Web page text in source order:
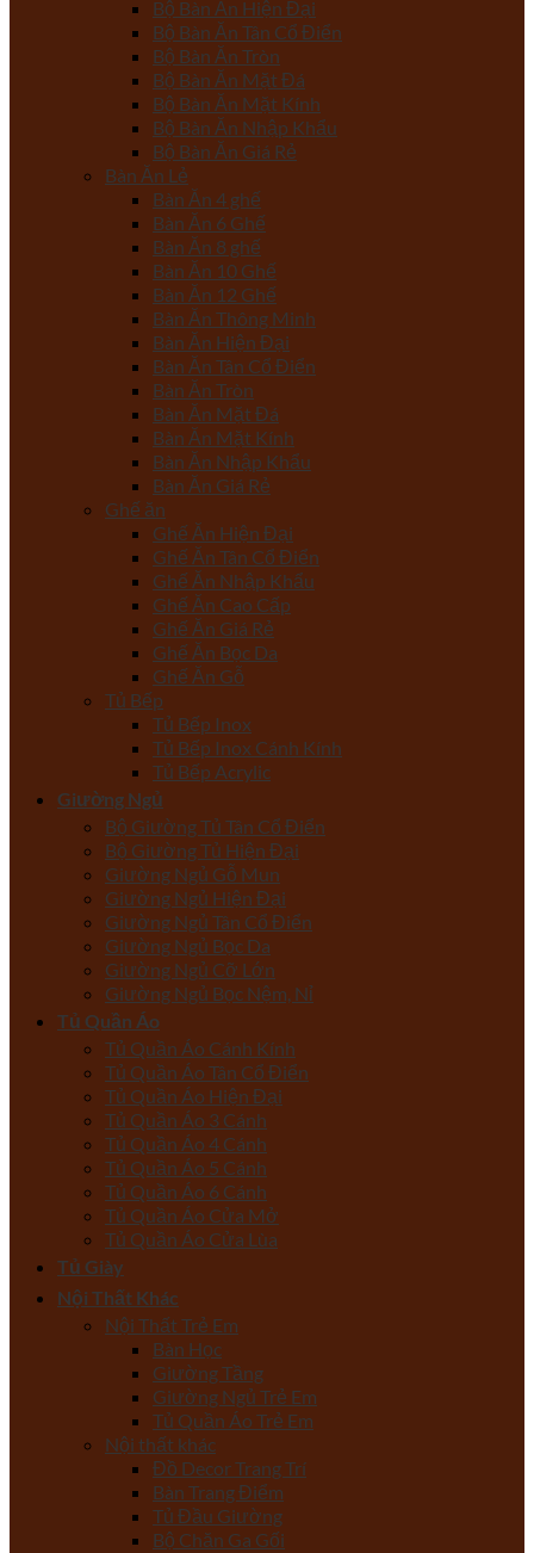
Bộ Bàn Ăn Hiện Đại
Bộ Bàn Ăn Tân Cổ Điển
Bộ Bàn Ăn Tròn
Bộ Bàn Ăn Mặt Đá
Bộ Bàn Ăn Mặt Kính
Bộ Bàn Ăn Nhập Khẩu
Bộ Bàn Ăn Giá Rẻ
Bàn Ăn Lẻ
Bàn Ăn 4 ghế
Bàn Ăn 6 Ghế
Bàn Ăn 8 ghế
Bàn Ăn 10 Ghế
Bàn Ăn 12 Ghế
Bàn Ăn Thông Minh
Bàn Ăn Hiện Đại
Bàn Ăn Tân Cổ Điển
Bàn Ăn Tròn
Bàn Ăn Mặt Đá
Bàn Ăn Mặt Kính
Bàn Ăn Nhập Khẩu
Bàn Ăn Giá Rẻ
Ghế ăn
Ghế Ăn Hiện Đại
Ghế Ăn Tân Cổ Điển
Ghế Ăn Nhập Khẩu
Ghế Ăn Cao Cấp
Ghế Ăn Giá Rẻ
Ghế Ăn Bọc Da
Ghế Ăn Gỗ
Tủ Bếp
Tủ Bếp Inox
Tủ Bếp Inox Cánh Kính
Tủ Bếp Acrylic
Giường Ngủ
Bộ Giường Tủ Tân Cổ Điển
Bộ Giường Tủ Hiện Đại
Giường Ngủ Gỗ Mun
Giường Ngủ Hiện Đại
Giường Ngủ Tân Cổ Điển
Giường Ngủ Bọc Da
Giường Ngủ Cỡ Lớn
Giường Ngủ Bọc Nệm, Nỉ
Tủ Quần Áo
Tủ Quần Áo Cánh Kính
Tủ Quần Áo Tân Cổ Điển
Tủ Quần Áo Hiện Đại
Tủ Quần Áo 3 Cánh
Tủ Quần Áo 4 Cánh
Tủ Quần Áo 5 Cánh
Tủ Quần Áo 6 Cánh
Tủ Quần Áo Cửa Mở
Tủ Quần Áo Cửa Lùa
Tủ Giày
Nội Thất Khác
Nội Thất Trẻ Em
Bàn Học
Giường Tầng
Giường Ngủ Trẻ Em
Tủ Quần Áo Trẻ Em
Nội thất khác
Đồ Decor Trang Trí
Bàn Trang Điểm
Tủ Đầu Giường
Bộ Chăn Ga Gối